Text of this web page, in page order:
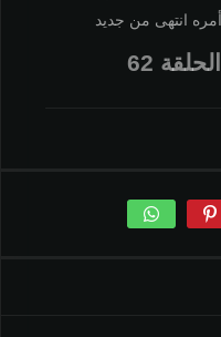
انتهى من جديد